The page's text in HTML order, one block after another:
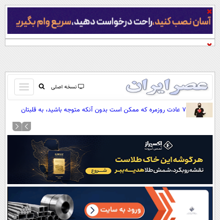
نسخه اصلی
باز
و
بسته
کردن
صفحه اول
آرشیو
نظرسنجی
آب و هوا
اوقات شرعی
سواد زندگی
۷ عادت روزمره که ممکن است بدون آنکه متوجه باشید، به قلبتان